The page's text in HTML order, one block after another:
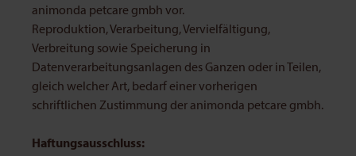
animonda petcare gmbh vor.
Reproduktion, Verarbeitung, Vervielfältigung,
Verbreitung sowie Speicherung in
Datenverarbeitungsanlagen des Ganzen oder in Teilen,
gleich welcher Art, bedarf einer vorherigen
schriftlichen Zustimmung der animonda petcare gmbh.
Haftungsausschluss: